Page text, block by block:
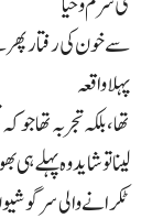
سے خون کی رفتار پھر
پہلا واقعہ
تھا، بلکہ تجربہ تھا
لینا تو شاید وہ پہلے
ٹکرانے والی